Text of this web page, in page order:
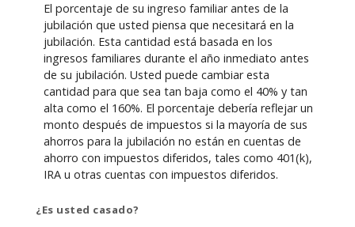
El porcentaje de su ingreso familiar antes de la
jubilación que usted piensa que necesitará en la
jubilación. Esta cantidad está basada en los
ingresos familiares durante el año inmediato antes
de su jubilación. Usted puede cambiar esta
cantidad para que sea tan baja como el 40% y tan
alta como el 160%. El porcentaje debería reflejar un
monto después de impuestos si la mayoría de sus
ahorros para la jubilación no están en cuentas de
ahorro con impuestos diferidos, tales como 401(k),
IRA u otras cuentas con impuestos diferidos.
¿Es usted casado?